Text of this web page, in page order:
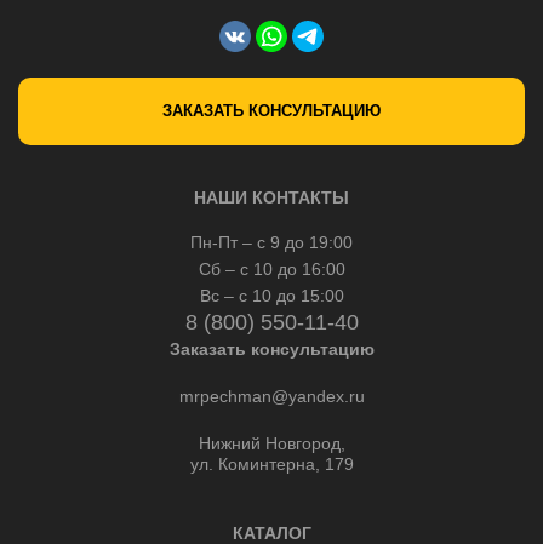
ЗАКАЗАТЬ КОНСУЛЬТАЦИЮ
НАШИ КОНТАКТЫ
Пн-Пт – с 9 до 19:00
Сб – с 10 до 16:00
Вс – с 10 до 15:00
8 (800) 550-11-40
Заказать консультацию
mrpechman@yandex.ru
Нижний Новгород,
ул. Коминтерна, 179
КАТАЛОГ